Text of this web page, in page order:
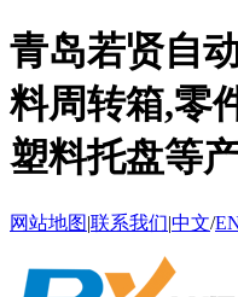
青岛若贤自
料周转箱,零
塑料托盘等
网站地图|联系我们|中文/